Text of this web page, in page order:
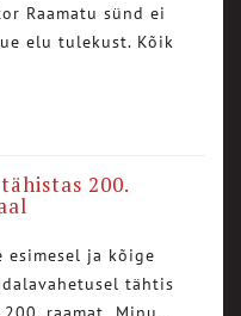
Raamatu sünd ei
elu tulekust. Kõik
200.
ja kõige
tähtis